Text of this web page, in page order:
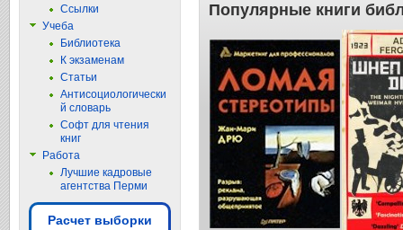
Популярные книги
Ссылки
Учеба
Библиотека
К экзаменам
Статьи
Антисоциологически
й словарь
Софт для чтения
книг
Работа
Лучшие кадровые
агентства Перми
Расчет выборки